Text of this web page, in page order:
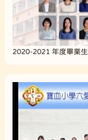
2020-2021 年度畢業生